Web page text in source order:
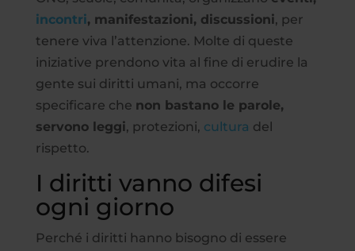
incontri, manifestazioni, discussioni, per
tenere viva l’attenzione. Molte di queste
iniziative prendono vita al fine di erudire la
gente sui diritti umani, ma occorre
specificare che non bastano le parole,
servono leggi, protezioni, cultura del
rispetto.
I diritti vanno difesi
ogni giorno
Perché i diritti hanno bisogno di essere